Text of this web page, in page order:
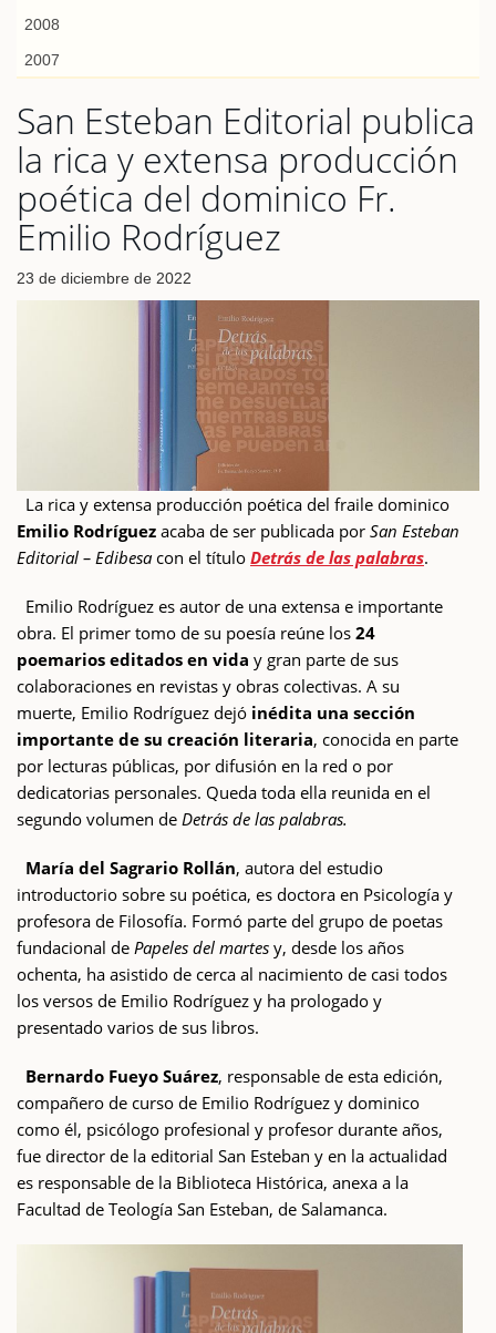
2008
2007
San Esteban Editorial publica
la rica y extensa producción
poética del dominico Fr.
Emilio Rodríguez
23 de diciembre de 2022
La rica y extensa producción poética del fraile dominico
Emilio Rodríguez acaba de ser publicada por San Esteban
Editorial – Edibesacon el título Detrás de las palabras.
Emilio Rodríguez es autor de una extensa e importante
obra. El primer tomo de su poesía reúne los 24
poemarios editados en vida y gran parte de sus
colaboraciones en revistas y obras colectivas. A su
muerte, Emilio Rodríguez dejó inédita una sección
importante de su creación literaria, conocida en parte
por lecturas públicas, por difusión en la red o por
dedicatorias personales. Queda toda ella reunida en el
segundo volumen de Detrás de las palabras.
María del Sagrario Rollán, autora del estudio
introductorio sobre su poética, es doctora en Psicología y
profesora de Filosofía. Formó parte del grupo de poetas
fundacional de Papeles del martes y, desde los años
ochenta, ha asistido de cerca al nacimiento de casi todos
los versos de Emilio Rodríguez y ha prologado y
presentado varios de sus libros.
Bernardo Fueyo Suárez, responsable de esta edición,
compañero de curso de Emilio Rodríguez y dominico
como él, psicólogo profesional y profesor durante años,
fue director de la editorial San Esteban y en la actualidad
es responsable de la Biblioteca Histórica, anexa a la
Facultad de Teología San Esteban, de Salamanca.